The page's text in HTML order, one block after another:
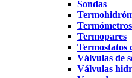
Sondas
Termómetros
Termopares
Termostatos
Válvulas de
Válvulas